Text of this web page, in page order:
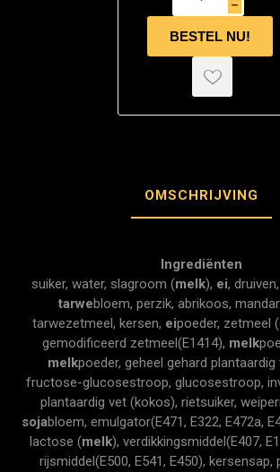
h
OMSCHRIJVING
Ingrediënten
suiker, water, slagroom (melk), ei,
tarwebloem, perzik, abrikoos,
tarwezetmeel, kersen, eipoeder, zetmeel
gemodificeerd zetmeel(E1414), melk
melkpoeder, geheel gehard
fructose-glucosestroop, glucosestroop,
plantaardig vet (kokos), rietsuiker,
sojabloem, emulgator(E471, E322, E472a,
lactose (melk), verdikkingsmiddel(E407,
rijsmiddel(E500, E541, E450), kersensap,